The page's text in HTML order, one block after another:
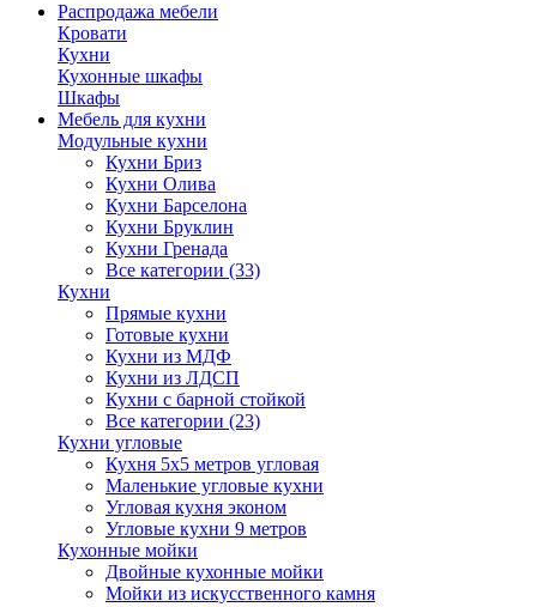
Распродажа мебели
Кровати
Кухни
Кухонные шкафы
Шкафы
Мебель для кухни
Модульные кухни
Кухни Бриз
Кухни Олива
Кухни Барселона
Кухни Бруклин
Кухни Гренада
Все категории (33)
Кухни
Прямые кухни
Готовые кухни
Кухни из МДФ
Кухни из ЛДСП
Кухни с барной стойкой
Все категории (23)
Кухни угловые
Кухня 5х5 метров угловая
Маленькие угловые кухни
Угловая кухня эконом
Угловые кухни 9 метров
Кухонные мойки
Двойные кухонные мойки
Мойки из искусственного камня